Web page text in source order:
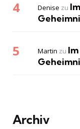
Denise zu
Martin zu
Archiv